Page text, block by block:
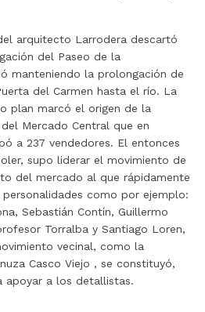
arquitecto Larrodera descartó
del Paseo de la
manteniendo la prolongación de
del Carmen hasta el río. La
plan marcó el origen de la
Mercado Central que en
a 237 vendedores. El entonces
supo liderar el movimiento de
del mercado al que rápidamente
como por ejemplo:
Sebastián Contín, Guillermo
Torralba y Santiago Loren,
vecinal, como la
Casco Viejo , se constituyó,
apoyar a los detallistas.